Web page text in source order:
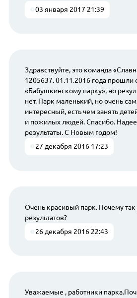
03 января 2017 21:39
Здравствуйте, это команда
1205637. 01.11.2016 года прошли
«Бабушкинскому парку», но
нет. Парк маленький, но очень
интересный, есть чем занять
и пожилых людей. Спасибо.
результаты. С Новым годом!
27 декабря 2016 17:23
Очень красивый парк. Почему так
результатов?
26 декабря 2016 22:43
Уважаемые , работники